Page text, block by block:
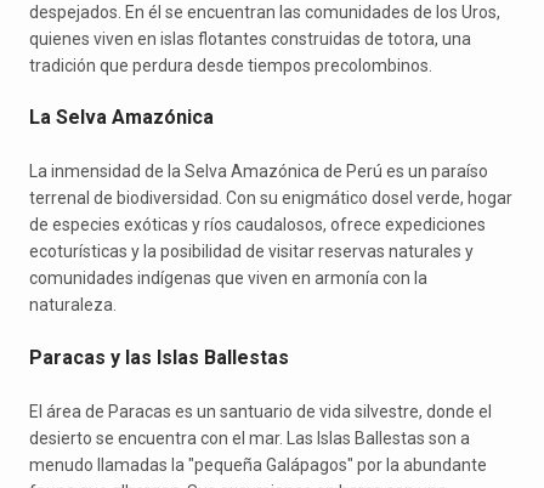
despejados. En él se encuentran las comunidades de los Uros,
quienes viven en islas flotantes construidas de totora, una
tradición que perdura desde tiempos precolombinos.
La Selva Amazónica
La inmensidad de la Selva Amazónica de Perú es un paraíso
terrenal de biodiversidad. Con su enigmático dosel verde, hogar
de especies exóticas y ríos caudalosos, ofrece expediciones
ecoturísticas y la posibilidad de visitar reservas naturales y
comunidades indígenas que viven en armonía con la
naturaleza.
Paracas y las Islas Ballestas
El área de Paracas es un santuario de vida silvestre, donde el
desierto se encuentra con el mar. Las Islas Ballestas son a
menudo llamadas la "pequeña Galápagos" por la abundante